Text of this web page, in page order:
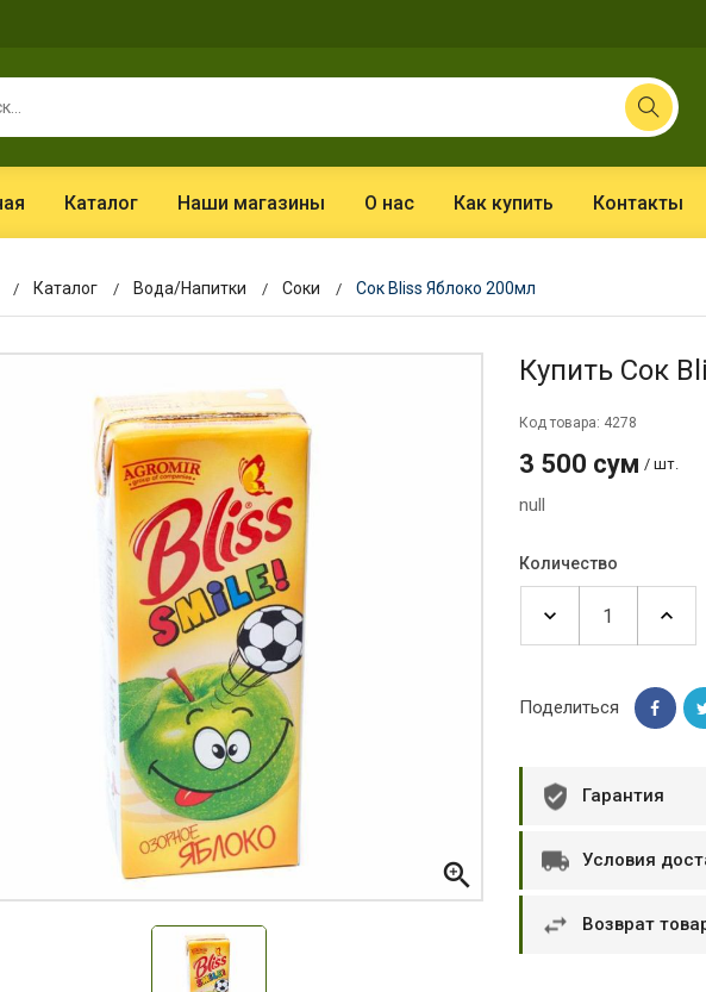
Каталог Наши магазины О нас Как купить Контакты
П. Ольга Кузяева
Лежу в больнице, сделала заказ, все
привезли раньше назначенного
Каталог Вода/Напитки Соки Сок Bliss Яблоко 200мл

Купить Сок
Код товара: 4278
3 500 сум / шт.
null
Количество
Поделиться
Гарантия
Условия
Возврат